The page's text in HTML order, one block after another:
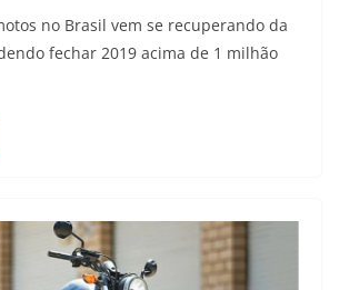
no Brasil vem se recuperando da
fechar 2019 acima de 1 milhão